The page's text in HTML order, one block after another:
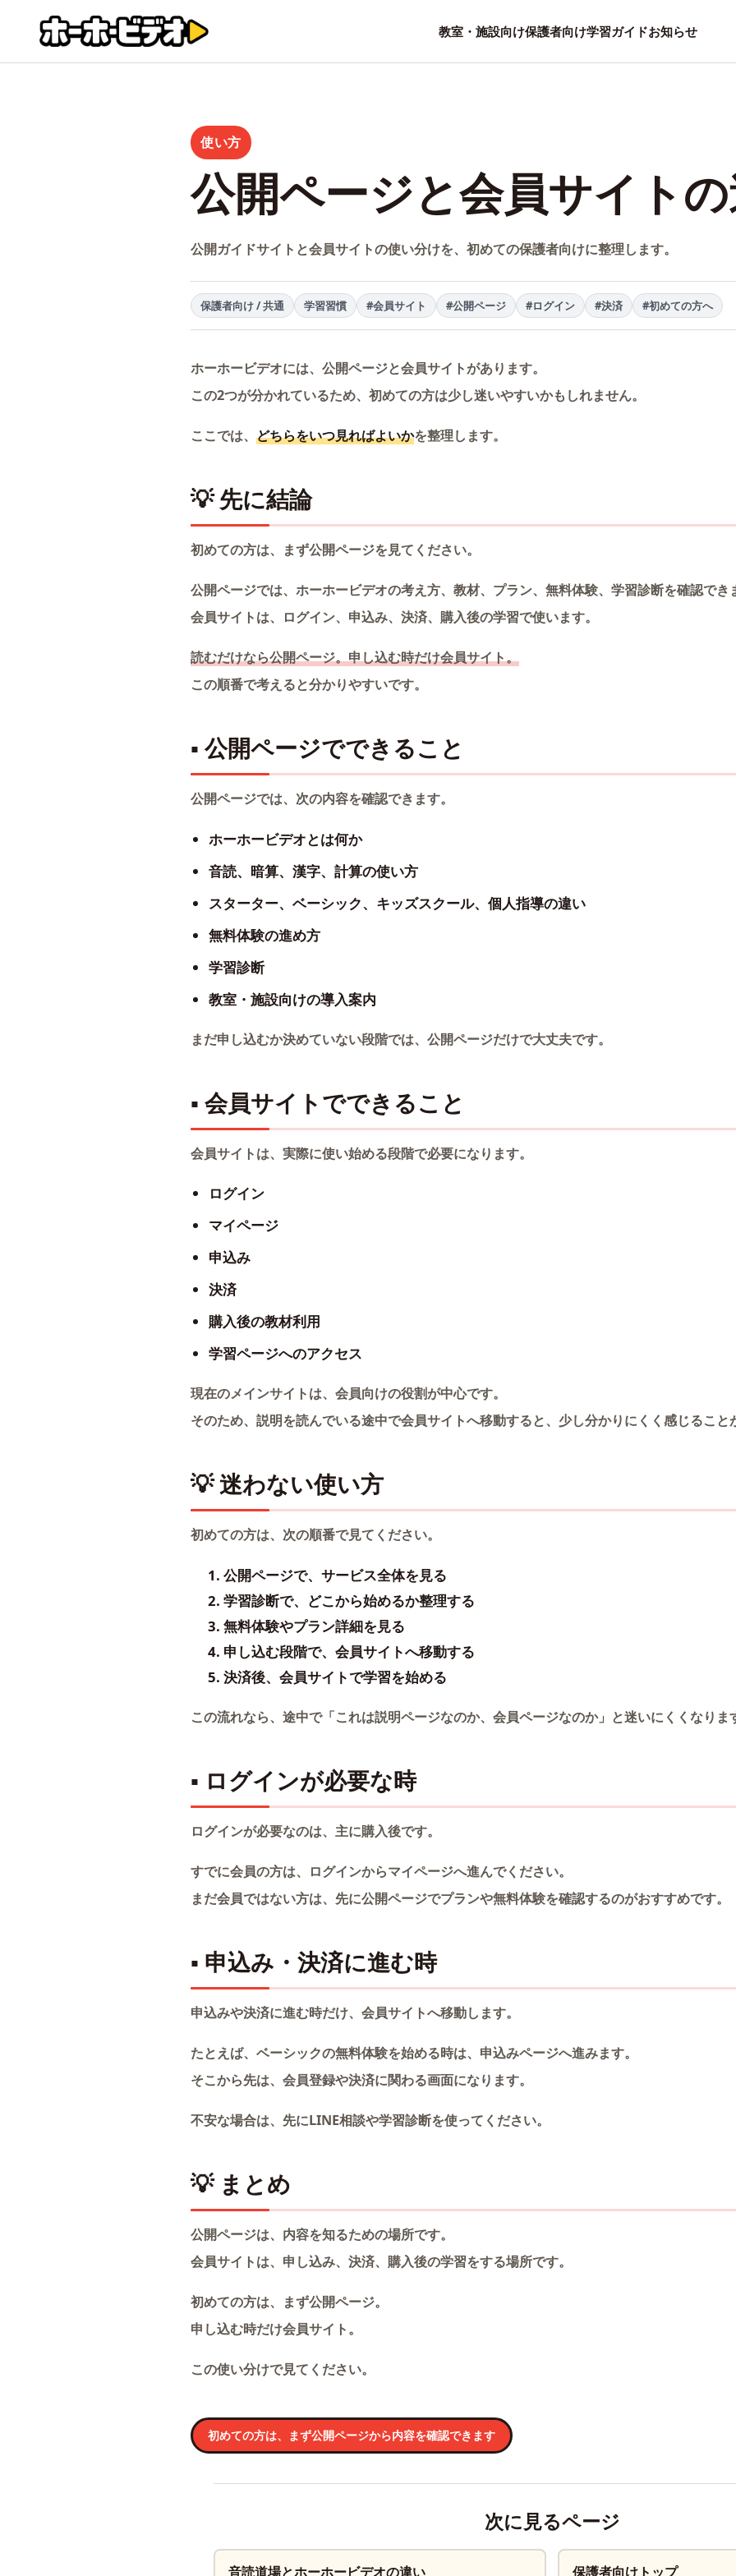
教室・施設向け保護者向け学習ガイドお知らせ
使い方
公開ページと会員サイト
公開ガイドサイトと会員サイトの使い分けを、初めての保護者向けに整理します。
保護者向け / 共通 学習習慣 #会員サイト #公開ページ #ログイン #決済 #初めての方へ
ホーホービデオには、公開ページと会員サイトがあります。
この2つが分かれているため、初めての方は少し迷いやすいかもしれません。
ここでは、 どちらをいつ見ればよいかを整理します。
💡 先に結論
初めての方は、まず公開ページを見てください。
公開ページでは、ホーホービデオの考え方、教材、プラン、無料体験、学習診断を確認でき
会員サイトは、ログイン、申込み、決済、購入後の学習で使います。
読むだけなら公開ページ。申し込む時だけ会員サイト。
この順番で考えると分かりやすいです。
▪ 公開ページでできること
公開ページでは、次の内容を確認できます。
ホーホービデオとは何か
音読、暗算、漢字、計算の使い方
スターター、ベーシック、キッズスクール、個人指導の違い
無料体験の進め方
学習診断
教室・施設向けの導入案内
まだ申し込むか決めていない段階では、公開ページだけで大丈夫です。
▪ 会員サイトでできること
会員サイトは、実際に使い始める段階で必要になります。
ログイン
マイページ
申込み
決済
購入後の教材利用
学習ページへのアクセス
現在のメインサイトは、会員向けの役割が中心です。
そのため、説明を読んでいる途中で会員サイトへ移動すると、少し分かりにくく感じること
💡 迷わない使い方
初めての方は、次の順番で見てください。
公開ページで、サービス全体を見る
学習診断で、どこから始めるか整理する
無料体験やプラン詳細を見る
申し込む段階で、会員サイトへ移動する
決済後、会員サイトで学習を始める
この流れなら、途中で「これは説明ページなのか、会員ページなのか」と迷いにくくなりま
▪ ログインが必要な時
ログインが必要なのは、主に購入後です。
すでに会員の方は、ログインからマイページへ進んでください。
まだ会員ではない方は、先に公開ページでプランや無料体験を確認するのがおすすめです。
▪ 申込み・決済に進む時
申込みや決済に進む時だけ、会員サイトへ移動します。
たとえば、ベーシックの無料体験を始める時は、申込みページへ進みます。
そこから先は、会員登録や決済に関わる画面になります。
不安な場合は、先にLINE相談や学習診断を使ってください。
💡 まとめ
公開ページは、内容を知るための場所です。
会員サイトは、申し込み、決済、購入後の学習をする場所です。
初めての方は、まず公開ページ。
申し込む時だけ会員サイト。
この使い分けで見てください。
初めての方は、まず公開ページから内容を確認できます
次に見るページ
音読道場とホーホービデオの違い 保護者向けトップ